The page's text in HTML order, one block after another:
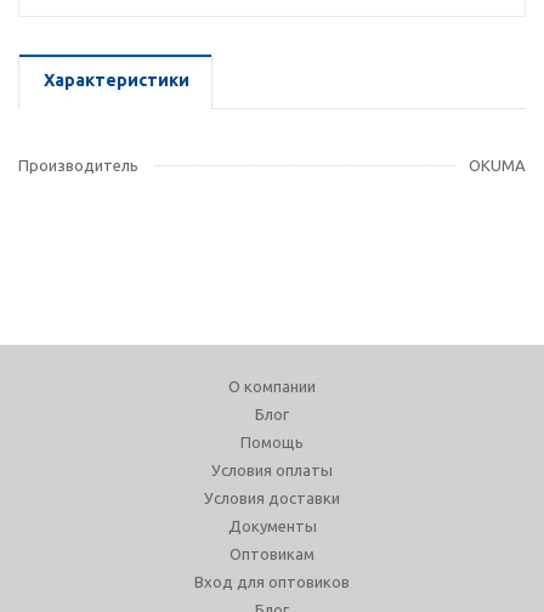
Характеристики
Производитель OKUMA
О компании
Блог
Помощь
Условия оплаты
Условия доставки
Документы
Оптовикам
Вход для оптовиков